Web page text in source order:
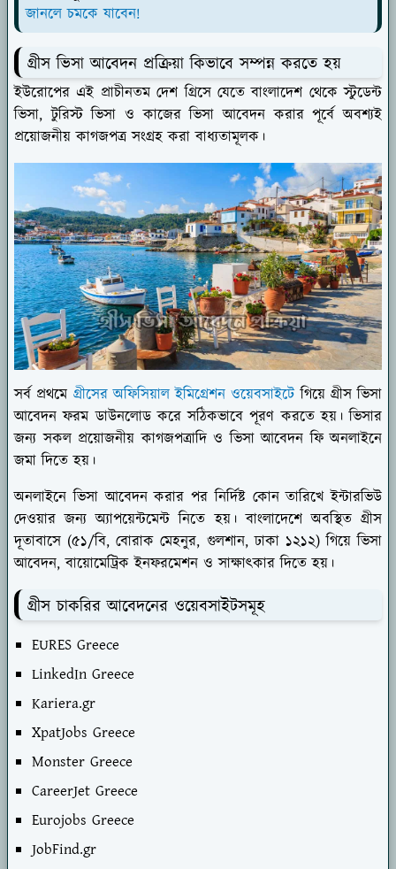
জানলে চমকে যাবেন!
গ্রীস ভিসা আবেদন প্রক্রিয়া কিভাবে সম্পন্ন করতে হয়
ইউরোপের এই প্রাচীনতম দেশ গ্রিসে যেতে বাংলাদেশ থেকে স্টুডেন্ট
ভিসা, টুরিস্ট ভিসা ও কাজের ভিসা আবেদন করার পূর্বে অবশ্যই
প্রয়োজনীয় কাগজপত্র সংগ্রহ করা বাধ্যতামূলক।
সর্ব প্রথমে গ্রীসের অফিসিয়াল ইমিগ্রেশন ওয়েবসাইটেগিয়ে গ্রীস ভিসা
আবেদন ফরম ডাউনলোড করে সঠিকভাবে পূরণ করতে হয়। ভিসার
জন্য সকল প্রয়োজনীয় কাগজপত্রাদি ও ভিসা আবেদন ফি অনলাইনে
জমা দিতে হয়।
অনলাইনে ভিসা আবেদন করার পর নির্দিষ্ট কোন তারিখে ইন্টারভিউ
দেওয়ার জন্য অ্যাপয়েন্টমেন্ট নিতে হয়। বাংলাদেশে অবস্থিত গ্রীস
দূতাবাসে (৫১/বি, বোরাক মেহনুর, গুলশান, ঢাকা ১২১২) গিয়ে ভিসা
আবেদন, বায়োমেট্রিক ইনফরমেশন ও সাক্ষাৎকার দিতে হয়।
গ্রীস চাকরির আবেদনের ওয়েবসাইটসমূহ
EURES Greece
LinkedIn Greece
Kariera.gr
XpatJobs Greece
Monster Greece
CareerJet Greece
Eurojobs Greece
JobFind.gr